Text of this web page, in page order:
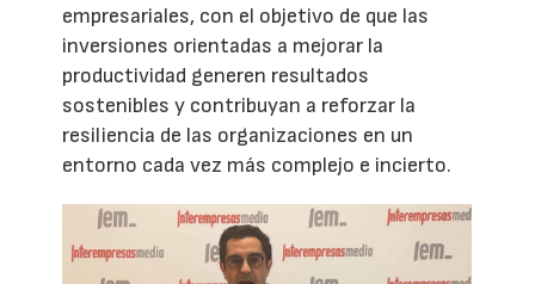
empresariales, con el objetivo de que las
inversiones orientadas a mejorar la
productividad generen resultados
sostenibles y contribuyan a reforzar la
resiliencia de las organizaciones en un
entorno cada vez más complejo e incierto.